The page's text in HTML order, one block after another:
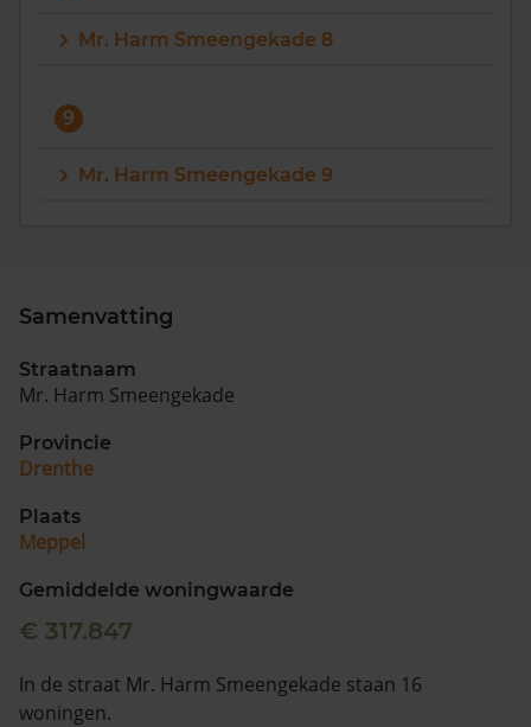
Mr. Harm Smeengekade 8
9
Mr. Harm Smeengekade 9
Samenvatting
Straatnaam
Mr. Harm Smeengekade
Provincie
Drenthe
Plaats
Meppel
Gemiddelde woningwaarde
€ 317.847
In de straat Mr. Harm Smeengekade staan 16
woningen.